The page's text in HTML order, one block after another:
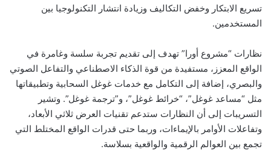
تسريع الابتكار وخفض التكاليف وزيادة انتشار التكنولوجيا بين
المستخدمين.
نظارات “مشروع أورا” تهدف إلى تقديم تجربة سلسة وغامرة في
الواقع المعزز، مستفيدة من قوة الذكاء الاصطناعي والتفاعل الصوتي
والبصري، إضافة إلى التكامل مع خدمات غوغل السحابية وتطبيقاتها
مثل “مساعد غوغل”، “خرائط غوغل”، و”ترجمة غوغل”. وتشير
التسريبات إلى أن النظارات ستدعم تقنيات العرض ثلاثي الأبعاد،
وتفاعلات الأوامر بالإيماءات، وربما حتى قدرات الواقع المختلط التي
تجمع بين العوالم الرقمية والواقعية بسلاسة.